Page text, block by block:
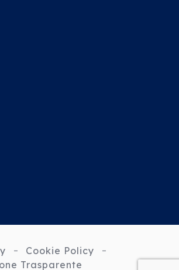
Cookie Policy
Trasparente